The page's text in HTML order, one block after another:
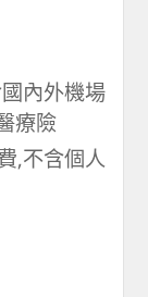
內外機場
療險
,不含個人